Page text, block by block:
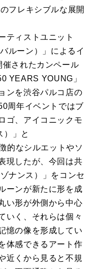
フレキシブルな展開
ティストユニット
ルーン）」によるイ
されたカンペール
YEARS YOUNG」
ンを渋谷パルコ店の
周年イベントではブ
ゴ、アイコニックモ
）」と
的なシルエットやソ
現したが、今回は共
ナンス）」をコンセ
ーンが新たに形を成
い形が外側から中心
いく、それらは個々
憶の像を形成してい
体感できるアート作
近くから見ると不規